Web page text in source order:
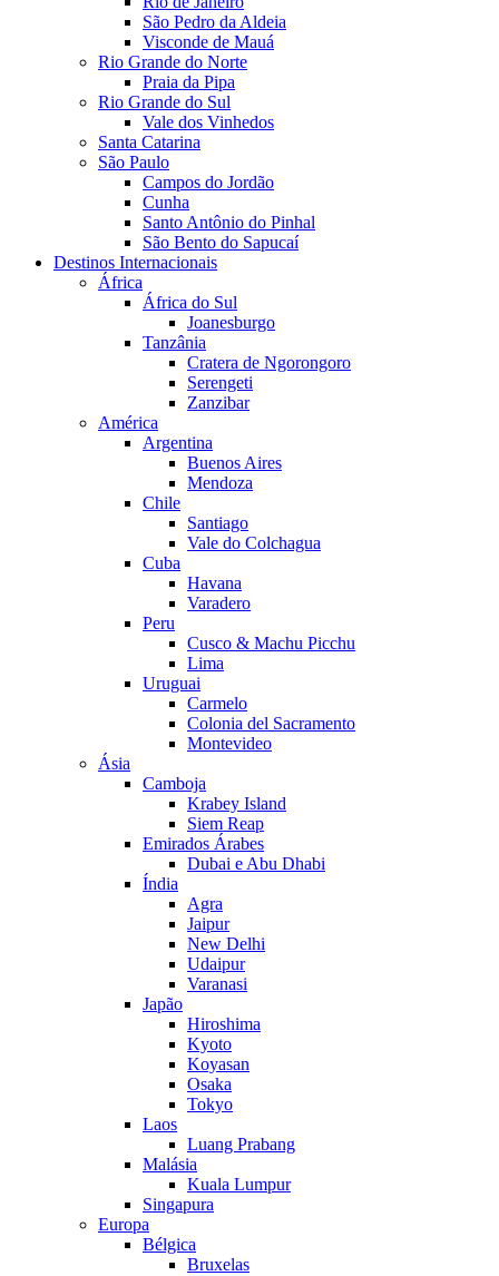
São Pedro da Aldeia
Visconde de Mauá
Rio Grande do Norte
Praia da Pipa
Rio Grande do Sul
Vale dos Vinhedos
Santa Catarina
São Paulo
Campos do Jordão
Cunha
Santo Antônio do Pinhal
São Bento do Sapucaí
Destinos Internacionais
África
África do Sul
Joanesburgo
Tanzânia
Cratera de Ngorongoro
Serengeti
Zanzibar
América
Argentina
Buenos Aires
Mendoza
Chile
Santiago
Vale do Colchagua
Cuba
Havana
Varadero
Peru
Cusco & Machu Picchu
Lima
Uruguai
Carmelo
Colonia del Sacramento
Montevideo
Ásia
Camboja
Krabey Island
Siem Reap
Emirados Árabes
Dubai e Abu Dhabi
Índia
Agra
Jaipur
New Delhi
Udaipur
Varanasi
Japão
Hiroshima
Kyoto
Koyasan
Osaka
Tokyo
Laos
Luang Prabang
Malásia
Kuala Lumpur
Singapura
Europa
Bélgica
Bruxelas